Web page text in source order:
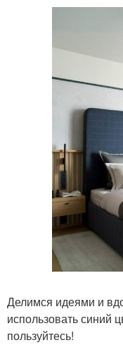
Делимся идеями и
использовать синий
пользуйтесь!